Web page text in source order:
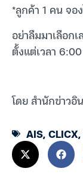
*ลูกค้า 1 คน จอ
อย่าลืมมาเลือ
ตั้งแต่เวลา
โดย สำนักข่าว
AIS,CLICX,